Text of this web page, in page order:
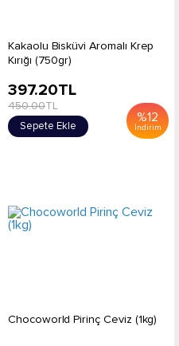
Kakaolu Bisküvi Aromalı Krep
Kırığı (750gr)
%12
İndirim
397.20TL
450.00TL
Sepete Ekle
Chocoworld Pirinç Ceviz (1kg)